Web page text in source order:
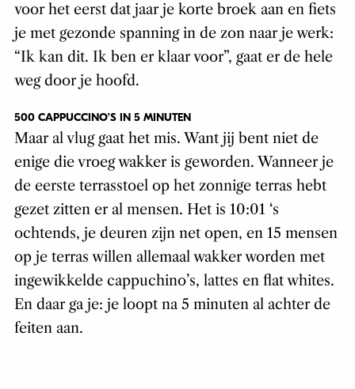
voor het eerst dat jaar je korte broek aan en fiets
je met gezonde spanning in de zon naar je werk:
“Ik kan dit. Ik ben er klaar voor”, gaat er de hele
weg door je hoofd.
500 CAPPUCCINO’S IN 5 MINUTEN
Maar al vlug gaat het mis. Want jij bent niet de
enige die vroeg wakker is geworden. Wanneer je
de eerste terrasstoel op het zonnige terras hebt
gezet zitten er al mensen. Het is 10:01 ‘s
ochtends, je deuren zijn net open, en 15 mensen
op je terras willen allemaal wakker worden met
ingewikkelde cappuchino’s, lattes en flat whites.
En daar ga je: je loopt na 5 minuten al achter de
feiten aan.